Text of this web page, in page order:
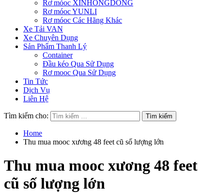
Rơ móoc XINHONGDONG
Rơ móoc YUNLI
Rơ móoc Các Hãng Khác
Xe Tải VAN
Xe Chuyên Dụng
Sản Phẩm Thanh Lý
Container
Đầu kéo Qua Sử Dụng
Rơ mooc Qua Sử Dụng
Tin Tức
Dịch Vụ
Liên Hệ
Tìm kiếm cho:
Home
Thu mua mooc xương 48 feet cũ số lượng lớn
Thu mua mooc xương 48 feet
cũ số lượng lớn